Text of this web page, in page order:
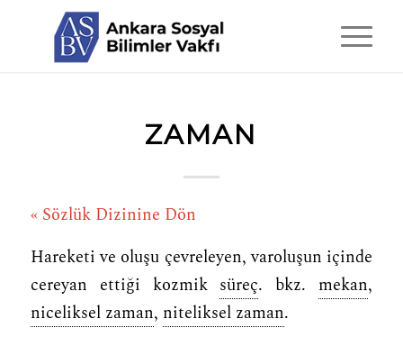
ZAMAN
« Sözlük Dizinine Dön
Hareketi ve oluşu çevreleyen, varoluşun içinde
cereyan ettiği kozmik süreç. bkz. mekan,
niceliksel zaman, niteliksel zaman.